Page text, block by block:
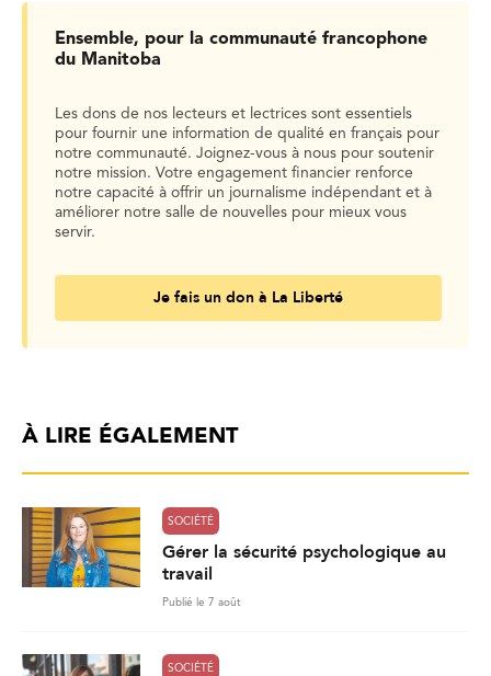
Ensemble, pour la communauté francophone
du Manitoba
Les dons de nos lecteurs et lectrices sont essentiels
pour fournir une information de qualité en français pour
notre communauté. Joignez-vous à nous pour soutenir
notre mission. Votre engagement financier renforce
notre capacité à offrir un journalisme indépendant et à
améliorer notre salle de nouvelles pour mieux vous
servir.
Je fais un don à La Liberté
À LIRE ÉGALEMENT
SOCIÉTÉ
Gérer la sécurité psychologique au
travail
Publié le 7 août
SOCIÉTÉ